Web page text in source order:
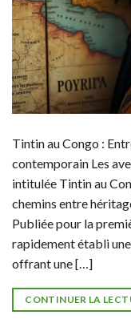
Tintin au Congo :
contemporain Les
intitulée Tintin au
chemins entre
Publiée pour la
rapidement établi une
offrant une […]
CONTINUER LA